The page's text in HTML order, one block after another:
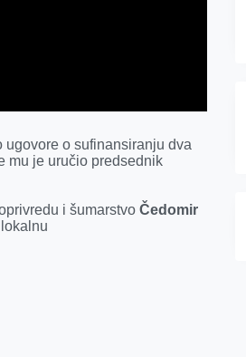
o sufinansiranju dva
mu je uručio predsednik
i šumarstvoČedomir